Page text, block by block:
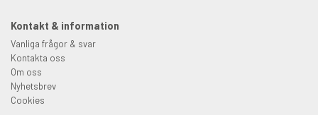
Kontakt & information
Vanliga frågor & svar
Kontakta oss
Om oss
Nyhetsbrev
Cookies